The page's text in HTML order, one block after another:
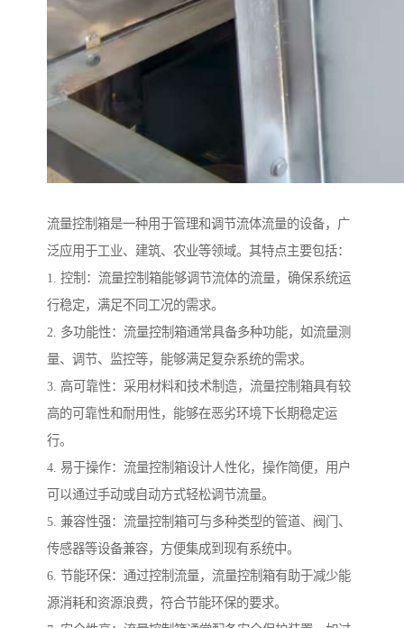
流量控制箱是一种用于管理和调节流体流量的设备，广
泛应用于工业、建筑、农业等领域。其特点主要包括：
1. 控制：流量控制箱能够调节流体的流量，确保系统运
行稳定，满足不同工况的需求。
2. 多功能性：流量控制箱通常具备多种功能，如流量测
量、调节、监控等，能够满足复杂系统的需求。
3. 高可靠性：采用材料和技术制造，流量控制箱具有较
高的可靠性和耐用性，能够在恶劣环境下长期稳定运
行。
4. 易于操作：流量控制箱设计人性化，操作简便，用户
可以通过手动或自动方式轻松调节流量。
5. 兼容性强：流量控制箱可与多种类型的管道、阀门、
传感器等设备兼容，方便集成到现有系统中。
6. 节能环保：通过控制流量，流量控制箱有助于减少能
源消耗和资源浪费，符合节能环保的要求。